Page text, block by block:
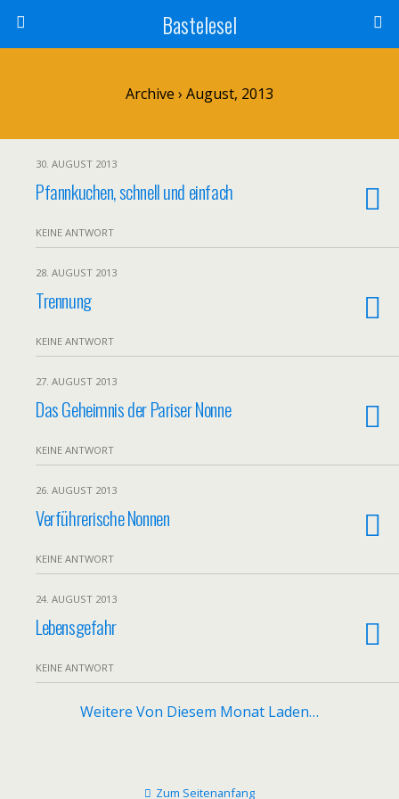
Bastelesel
Archive › August, 2013
30. AUGUST 2013
Pfannkuchen, schnell und einfach
KEINE ANTWORT
28. AUGUST 2013
Trennung
KEINE ANTWORT
27. AUGUST 2013
Das Geheimnis der Pariser Nonne
KEINE ANTWORT
26. AUGUST 2013
Verführerische Nonnen
KEINE ANTWORT
24. AUGUST 2013
Lebensgefahr
KEINE ANTWORT
Weitere Von Diesem Monat Laden…
Zum Seitenanfang